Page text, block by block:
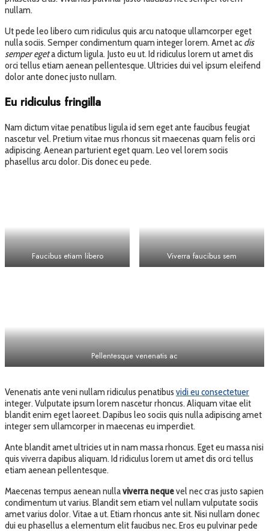
nullam.
Ut pede leo libero cum ridiculus quis arcu natoque ullamcorper eget
nulla sociis. Semper condimentum quam integer lorem. Amet ac dis
semper egeta dictum ligula. Justo eu ut. Id ridiculus lorem ut amet dis
orci tellus etiam aenean pellentesque. Ultricies dui vel ipsum eleifend
dolor ante donec justo nullam.
Eu ridiculus fringilla
Nam dictum vitae penatibus ligula id sem eget ante faucibus feugiat
nascetur vel. Pretium vitae mus rhoncus sit maecenas quam felis orci
adipiscing. Aenean parturient eget quam. Leo vel lorem sociis
phasellus arcu dolor. Dis donec eu pede.
Faucibus etiam libero Viverra faucibus sem
Pellentesque venenatis ac
Venenatis ante veni nullam ridiculus penatibus vidi eu consectetuer
integer. Vulputate ipsum lorem nascetur rhoncus. Aliquam vitae elit
blandit enim eget laoreet. Dapibus leo sociis quis nulla adipiscing amet
integer sem ullamcorper in maecenas eu imperdiet.
Ante blandit amet ultricies ut in nam massa rhoncus. Eget eu massa nisi
quis viverra dapibus aliquam. Id ridiculus lorem ut amet dis orci tellus
etiam aenean pellentesque.
Maecenas tempus aenean nullaviverra nequevel nec cras justo sapien
condimentum ut varius. Blandit sem etiam vel nullam vulputate sociis
amet varius dolor. Vitae a ut. Etiam rhoncus ante sit. Nisi nullam donec
dui eu phasellus a elementum elit faucibus nec. Eros eu pulvinar pede